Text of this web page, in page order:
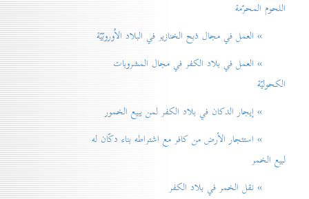
اللحوم المحرّمة
» العمل في مجال ذبح الخنازير في البلاد الاُوروبّيّة
» العمل في بلاد الكفر في مجال المشروبات
الكحوليّة
» إيجار الدكان في بلاد الكفر لمن يبيع الخمور
» استئجار الأرض من كافر مع اشتراطه بناء دكّان له
لبيع الخمر
» نقل الخمر في بلاد الكفر